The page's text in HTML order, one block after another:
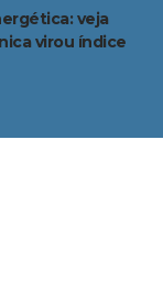
veja
virou índice